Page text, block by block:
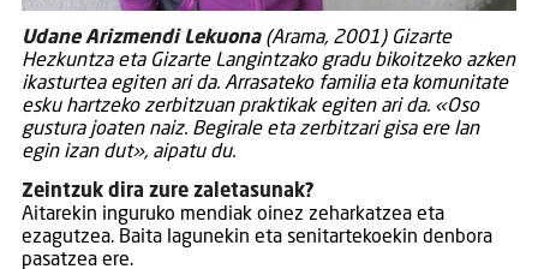
Udane Arizmendi Lekuona(Arama, 2001) Gizarte
Hezkuntza eta Gizarte Langintzako gradu bikoitzeko azken
ikasturtea egiten ari da. Arrasateko familia eta komunitate
esku hartzeko zerbitzuan praktikak egiten ari da. «Oso
gustura joaten naiz. Begirale eta zerbitzari gisa ere lan
egin izan dut», aipatu du.
Zeintzuk dira zure zaletasunak?
Aitarekin inguruko mendiak oinez zeharkatzea eta
ezagutzea. Baita lagunekin eta senitartekoekin denbora
pasatzea ere.